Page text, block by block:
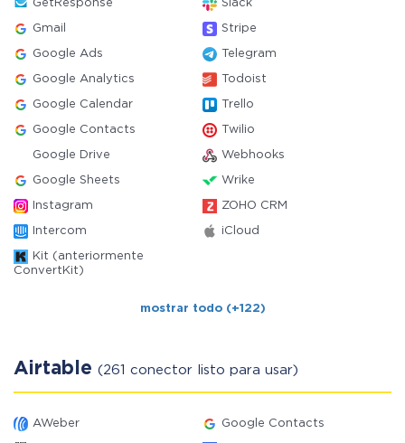
GetResponse Slack
Gmail Stripe
Google Ads Telegram
Google Analytics Todoist
Google Calendar Trello
Google Contacts Twilio
Google Drive Webhooks
Google Sheets Wrike
Instagram ZOHO CRM
Intercom iCloud
Kit (anteriormente
ConvertKit)
mostrar todo (+122)
Airtable (261 conector listo para usar)
AWeber Google Contacts